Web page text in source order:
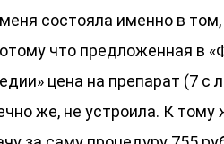
состояла именно в том,
что предложенная в
цена на препарат (7 с
же, не устроила. К тому